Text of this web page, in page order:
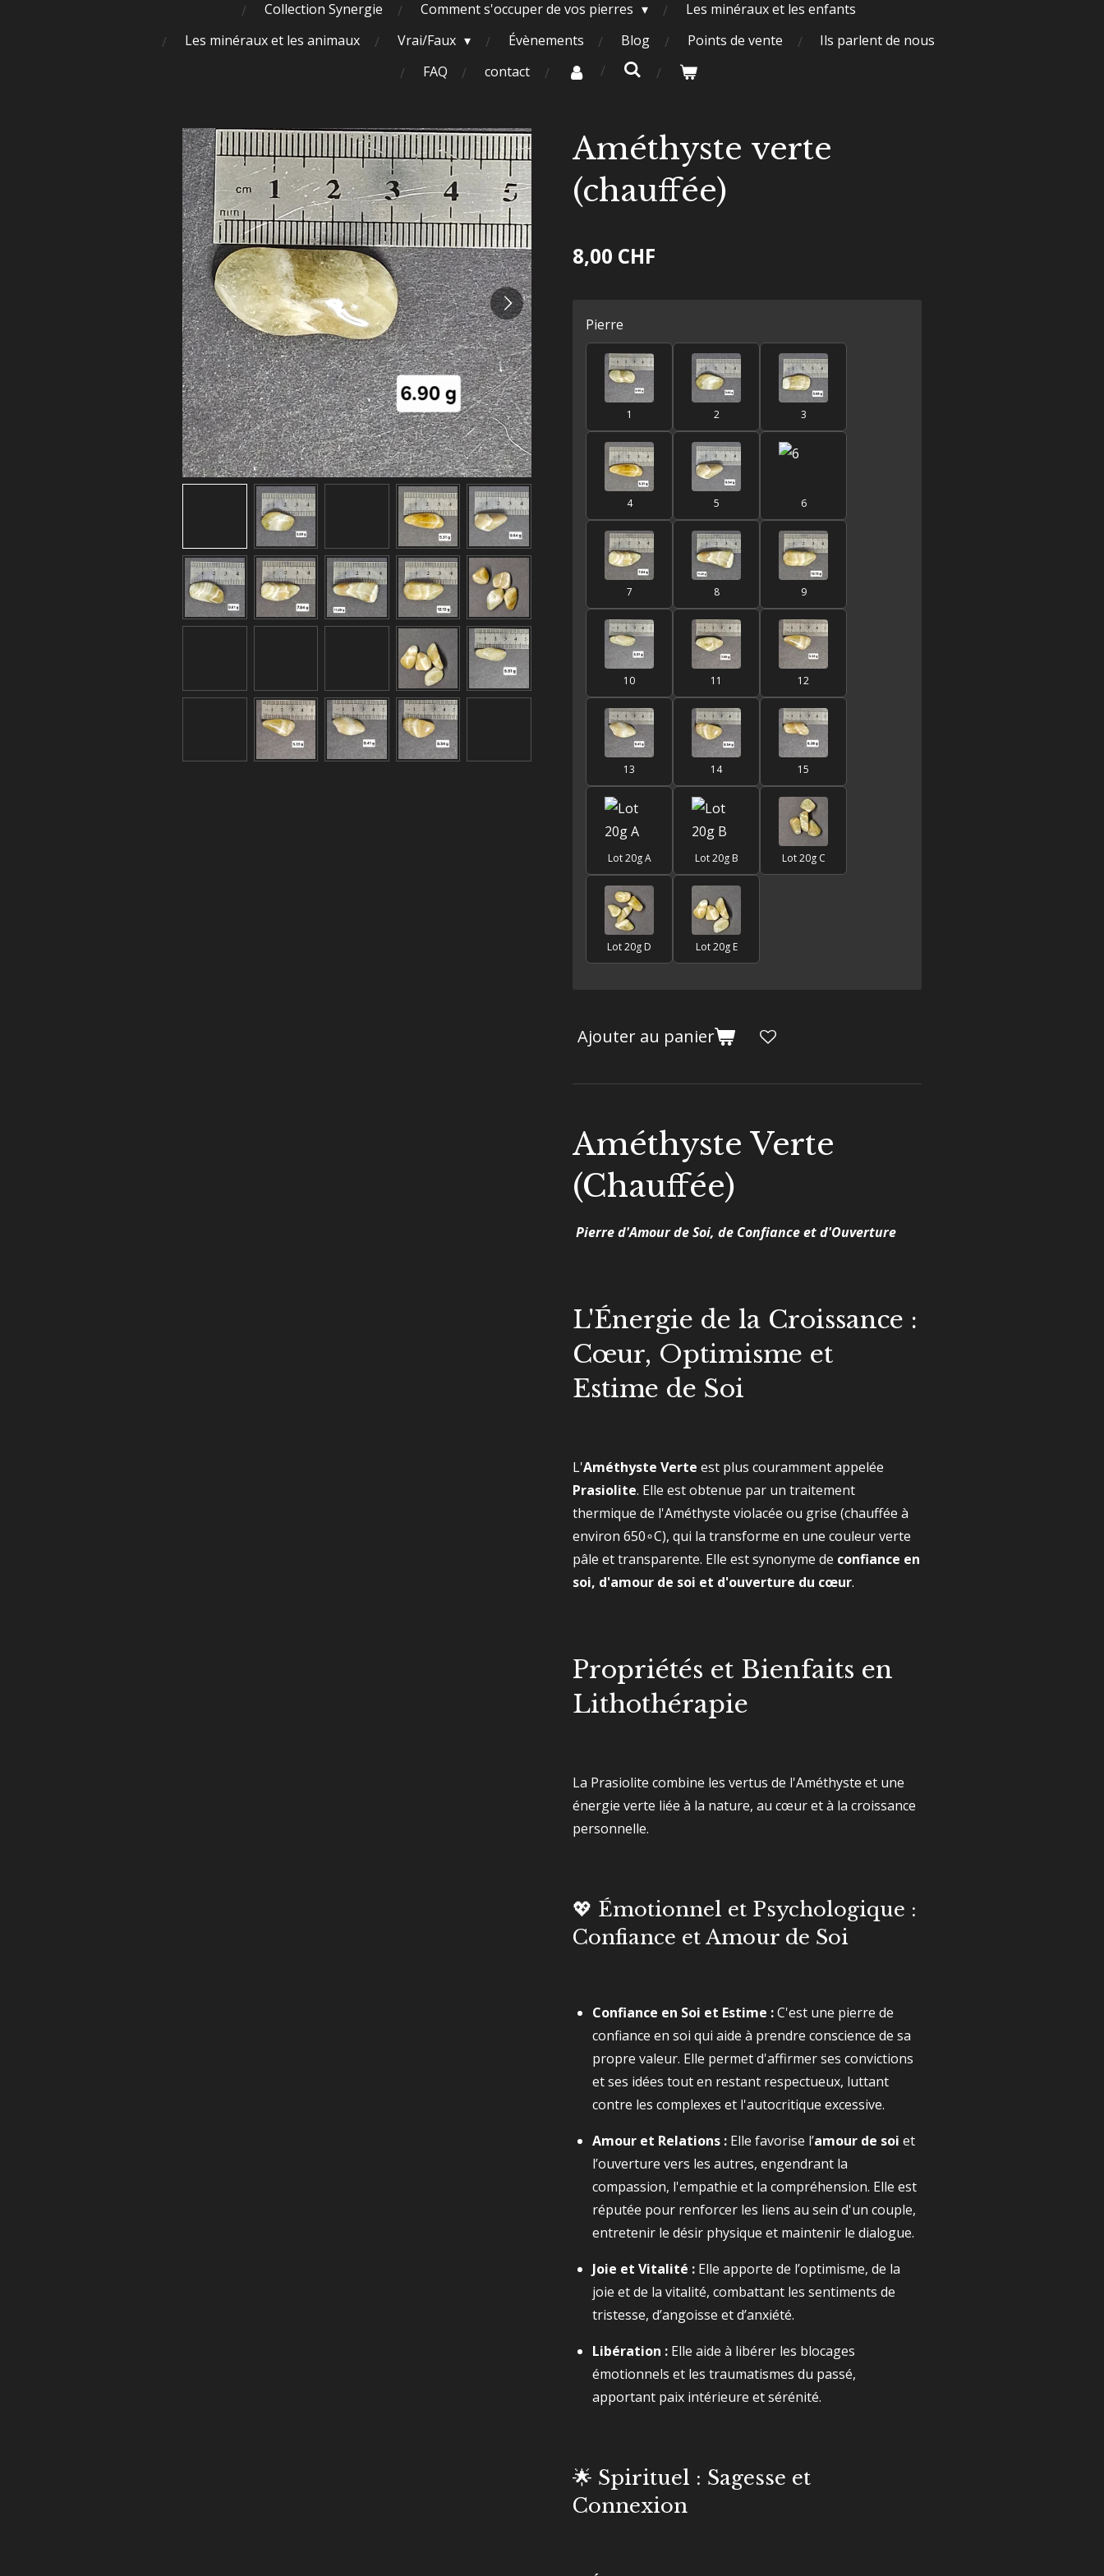
Collection Synergie
Comment s'occuper de vos pierres
Les minéraux et les enfants
Les minéraux et les animaux
Vrai/Faux Évènements Blog Points de vente
Ils parlent de nous
FAQ
contact
Améthyste verte
(chauffée)
8,00 CHF
Pierre
1 2 3
4 5 6
7 8 9
10 11 12
13 14 15
Lot 20g A Lot 20g B Lot 20g C
Lot 20g D Lot 20g E
Ajouter au panier
Améthyste Verte
(Chauffée)
Pierre d'Amour de Soi, de Confiance et d'Ouverture
L'Énergie de la Croissance :
Cœur, Optimisme et
Estime de Soi
L'Améthyste Verte est plus couramment appelée
Prasiolite. Elle est obtenue par un traitement
thermique de l'Améthyste violacée ou grise (chauffée à
environ 650∘C), qui la transforme en une couleur verte
pâle et transparente. Elle est synonyme de confiance en
soi, d'amour de soi et d'ouverture du cœur.
Propriétés et Bienfaits en
Lithothérapie
La Prasiolite combine les vertus de l'Améthyste et une
énergie verte liée à la nature, au cœur et à la croissance
personnelle.
💖 Émotionnel et Psychologique :
Confiance et Amour de Soi
Confiance en Soi et Estime :C'est une pierre de
confiance en soi qui aide à prendre conscience de sa
propre valeur. Elle permet d'affirmer ses convictions
et ses idées tout en restant respectueux, luttant
contre les complexes et l'autocritique excessive.
Amour et Relations : Elle favorise l’amour de soi et
l’ouverture vers les autres, engendrant la
compassion, l'empathie et la compréhension. Elle est
réputée pour renforcer les liens au sein d'un couple,
entretenir le désir physique et maintenir le dialogue.
Joie et Vitalité : Elle apporte de l’optimisme, de la
joie et de la vitalité, combattant les sentiments de
tristesse, d’angoisse et d’anxiété.
Libération : Elle aide à libérer les blocages
émotionnels et les traumatismes du passé,
apportant paix intérieure et sérénité.
🌟 Spirituel : Sagesse et
Connexion